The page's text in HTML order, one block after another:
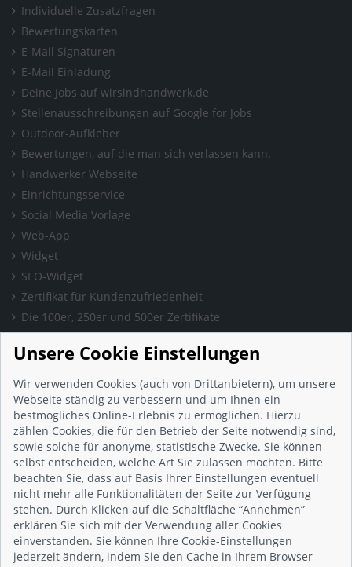
Individuelle Zusatzfragen
Bewertungskarten
E-Mail Signaturen
E-Mail Einladung
Deine Jobs auf wirsindhandwerk.de
Stellenausschreibungen auf Google for Jobs
Outdoor-Aufkleber
Bewertungen, auf die man sich verlassen kann.
Handwerker Webseite
Einrichtungsservice
Social Media Vorlage
Web-App
Widget
SEO-Widget
Zertifikat für Kundenzufriedenheit
Die 100er, 250er und 500er Zertifikate
Presse & Wissen
Presse und Informationen
Blog
Häufig gestellte Fragen (FAQ)
Studie: Digitalisierungsbarometer
Initiative gegen Fake-Bewertungen
Kunden Informationen
Beratungsgespräch vereinbaren
Impressum
Datenschutz
AGB
Nutzungsbedingungen
Unsere Cookie Einstellungen
Wir verwenden Cookies (auch von Drittanbietern), um unsere
Webseite ständig zu verbessern und um Ihnen ein
bestmögliches Online-Erlebnis zu ermöglichen. Hierzu
zählen Cookies, die für den Betrieb der Seite notwendig sind,
sowie solche für anonyme, statistische Zwecke. Sie können
selbst entscheiden, welche Art Sie zulassen möchten. Bitte
beachten Sie, dass auf Basis Ihrer Einstellungen eventuell
nicht mehr alle Funktionalitäten der Seite zur Verfügung
stehen. Durch Klicken auf die Schaltfläche “Annehmen”
erklären Sie sich mit der Verwendung aller Cookies
einverstanden. Sie können Ihre Cookie-Einstellungen
jederzeit ändern, indem Sie den Cache in Ihrem Browser